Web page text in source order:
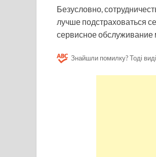
Безусловно,
лучше подстраховаться
сервисное
Знайшли помилку? Тоді